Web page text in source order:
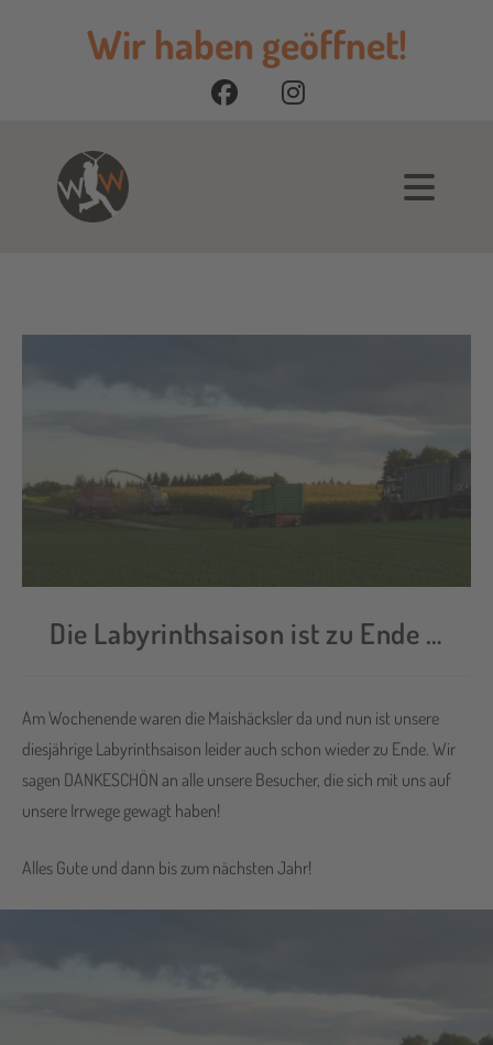
Wir haben geöffnet!
Die Labyrinthsaison ist zu Ende …
Am Wochenende waren die Maishäcksler da und nun ist unsere
diesjährige Labyrinthsaison leider auch schon wieder zu Ende. Wir
sagen DANKESCHÖN an alle unsere Besucher, die sich mit uns auf
unsere Irrwege gewagt haben!
Alles Gute und dann bis zum nächsten Jahr!